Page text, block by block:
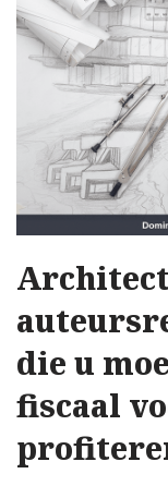
die u
fiscaal